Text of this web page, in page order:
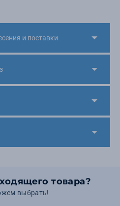
и поставки
товара?
выбрать!